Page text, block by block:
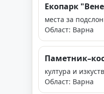
Екопарк
места за
Област: Варна
култура и
Област: Варна